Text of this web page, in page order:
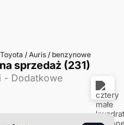
Toyota / Auris / benzynowe
sprzedaż (231)